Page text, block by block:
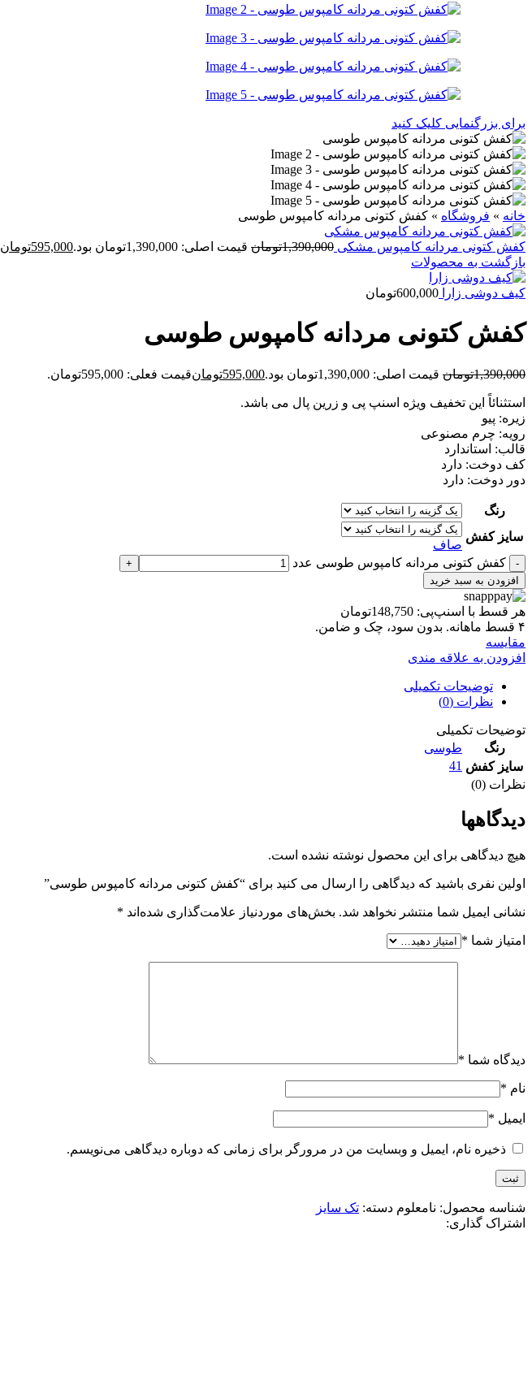
برای بزرگنمایی کلیک کنید
خانه » فروشگاه » کفش کتونی مردانه کامپوس طوسی
کفش کتونی مردانه کامپوس مشکی 1,390,000تومان قیمت اصلی: 1,390,000تومان بود. 595,000تومان
بازگشت به محصولات
کیف دوشی زارا 600,000تومان
کفش کتونی مردانه کامپوس طوسی
1,390,000تومان قیمت اصلی: 1,390,000تومان بود. 595,000تومانقیمت فعلی: 595,000تومان.
استثنائاً این تخفیف ویژه اسنپ پی و زرین پال می باشد.
زیره: پیو
رویه: چرم مصنوعی
قالب: استاندارد
کف دوخت: دارد
دور دوخت: دارد
رنگ
سایز کفش
صاف
کفش کتونی مردانه کامپوس طوسی عدد
افزودن به سبد خرید
هر قسط با اسنپ‌پی: 148,750تومان
۴ قسط ماهانه. بدون سود، چک و ضامن.
مقايسه
افزودن به علاقه مندی
توضیحات تکمیلی
نظرات (0)
توضیحات تکمیلی
رنگ
طوسی
سایز کفش 41
نظرات (0)
دیدگاهها
هیچ دیدگاهی برای این محصول نوشته نشده است.
اولین نفری باشید که دیدگاهی را ارسال می کنید برای “کفش کتونی مردانه کامپوس طوسی”
نشانی ایمیل شما منتشر نخواهد شد. بخش‌های موردنیاز علامت‌گذاری شده‌اند *
امتیاز شما *
دیدگاه شما *
نام *
ایمیل *
ذخیره نام، ایمیل و وبسایت من در مرورگر برای زمانی که دوباره دیدگاهی می‌نویسم.
شناسه محصول: نامعلوم دسته: تک سایز
اشتراک گذاری: